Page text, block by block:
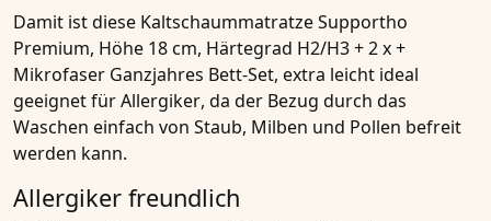
Damit ist diese Kaltschaummatratze Supportho
Premium, Höhe 18 cm, Härtegrad H2/H3 + 2 x +
Mikrofaser Ganzjahres Bett-Set, extra leicht ideal
geeignet fürAllergiker, da der Bezug durch das
Waschen einfach von Staub, Milben und Pollen befreit
werden kann.
Allergiker freundlich